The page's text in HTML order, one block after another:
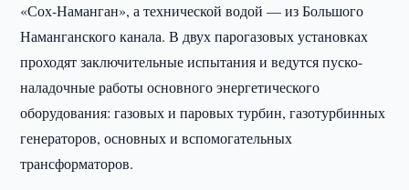
«Сох-Наманган», а технической водой — из Большого
Наманганского канала. В двух парогазовых установках
проходят заключительные испытания и ведутся пуско-
наладочные работы основного энергетического
оборудования: газовых и паровых турбин, газотурбинных
генераторов, основных и вспомогательных
трансформаторов.